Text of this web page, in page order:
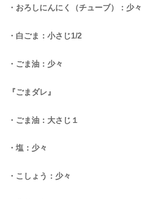
・おろしにんにく（チューブ）：少々
・白ごま：小さじ1/2
・ごま油：少々
『ごまダレ』
・ごま油：大さじ１
・塩：少々
・こしょう：少々